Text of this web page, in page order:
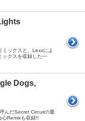
ミックスと、Lexxによ
ックスを収録した一
Dogs,
んだSecret Circuitの最
Remixも収録!!